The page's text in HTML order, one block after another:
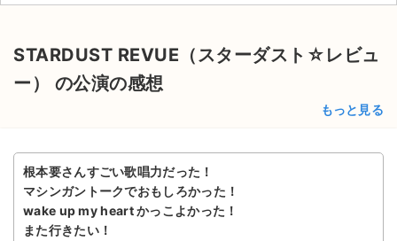
STARDUST REVUE（スターダスト☆レビュ
ー） の公演の感想
もっと見る
根本要さんすごい歌唱力だった！
マシンガントークでおもしろかった！
wake up my heart かっこよかった！
また行きたい！